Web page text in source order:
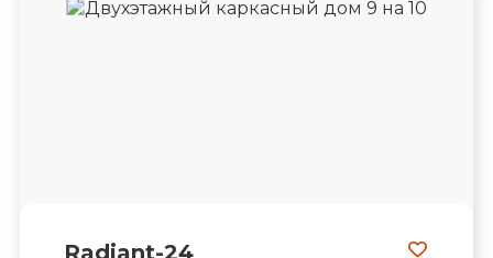
Radiant-24